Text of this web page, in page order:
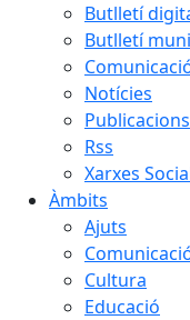
Butlletí
Butlletí
Notícies
Publicacions
Rss
Xarxes
Àmbits
Ajuts
Cultura
Educació